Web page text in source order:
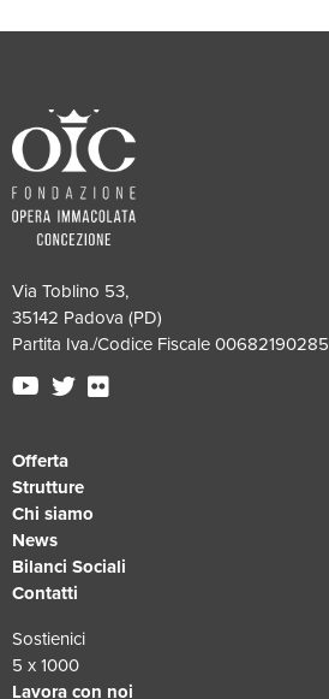
Via Toblino 53,
35142 Padova (PD)
Partita Iva./Codice Fiscale 00682190285
Offerta
Strutture
Chi siamo
News
Bilanci Sociali
Contatti
Sostienici
5 x 1000
Lavora con noi